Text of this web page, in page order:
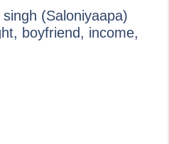
(Saloniyaapa)
boyfriend, income,